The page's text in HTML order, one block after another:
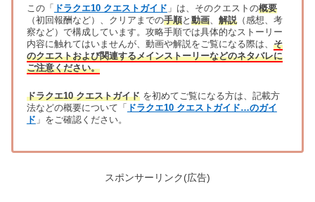
この「 ドラクエ10 クエストガイド 」は、そのクエストの概要
（初回報酬など）、クリアまでの手順と 動画、 解説（感想、考
察など）で構成しています。攻略手順では具体的なストーリー
内容に触れてはいませんが、動画や解説をご覧になる際は、 そ
のクエストおよび関連するメインストーリーなどのネタバレに
ご注意ください。
ドラクエ10 クエストガイドを初めてご覧になる方は、記載方
法などの概要について「
ドラクエ10 クエストガイド…のガイ
ド 」をご確認ください。
スポンサーリンク(広告)